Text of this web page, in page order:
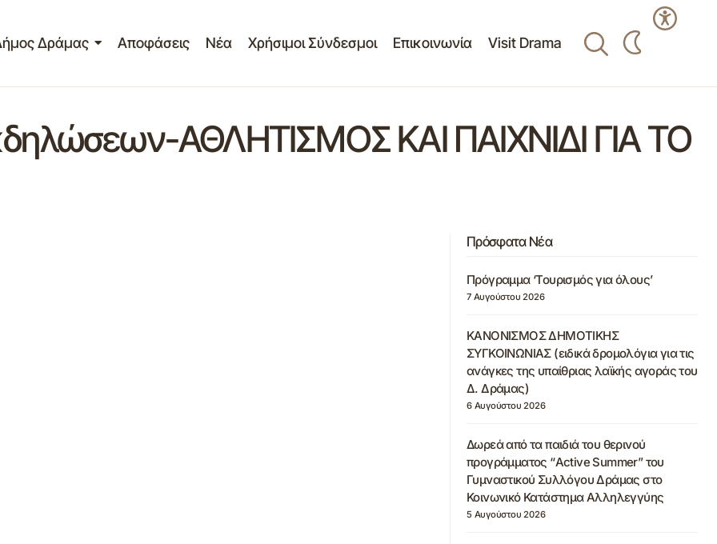
Δράμας Αποφάσεις Νέα Χρήσιμοι Σύνδεσμοι Επικοινωνία Visit Drama
ΑΘΛΗΤΙΣΜΟΣ ΚΑΙ ΠΑΙΧΝΙΔΙ ΓΙΑ ΤΟ
Πρόσφατα Νέα
Πρόγραμμα ‘Τουρισμός για όλους’
7 Αυγούστου 2026
ΚΑΝΟΝΙΣΜΟΣ ΔΗΜΟΤΙΚΗΣ
ΣΥΓΚΟΙΝΩΝΙΑΣ (ειδικά δρομολόγια για τις
ανάγκες της υπαίθριας λαϊκής αγοράς του
Δ. Δράμας)
6 Αυγούστου 2026
Δωρεά από τα παιδιά του θερινού
προγράμματος “Active Summer” του
Γυμναστικού Συλλόγου Δράμας στο
Κοινωνικό Κατάστημα Αλληλεγγύης
5 Αυγούστου 2026